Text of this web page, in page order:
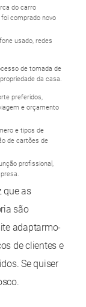
do carro
comprado novo
usado, redes
de tomada de
da casa.
preferidos,
e orçamento
e tipos de
de cartões de
profissional,
que as
são
adaptarmo-
de clientes e
Se quiser